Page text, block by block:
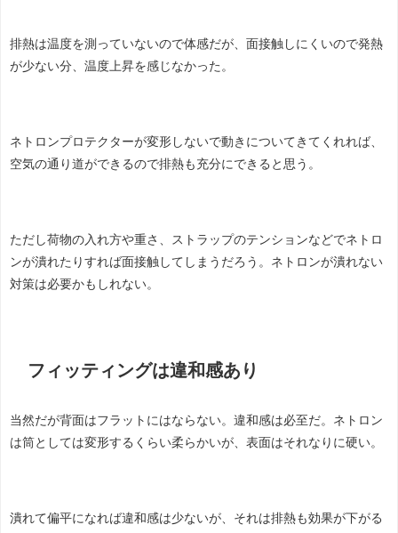
排熱は温度を測っていないので体感だが、面接触しにくいので発熱
が少ない分、温度上昇を感じなかった。
ネトロンプロテクターが変形しないで動きについてきてくれれば、
空気の通り道ができるので排熱も充分にできると思う。
ただし荷物の入れ方や重さ、ストラップのテンションなどでネトロ
ンが潰れたりすれば面接触してしまうだろう。ネトロンが潰れない
対策は必要かもしれない。
フィッティングは違和感あり
当然だが背面はフラットにはならない。違和感は必至だ。ネトロン
は筒としては変形するくらい柔らかいが、表面はそれなりに硬い。
潰れて偏平になれば違和感は少ないが、それは排熱も効果が下がる